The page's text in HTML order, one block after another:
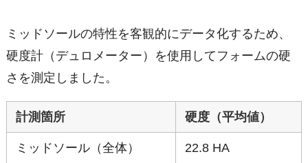
ミッドソールの特性を客観的にデータ化するため、
硬度計（デュロメーター）を使用してフォームの硬
さを測定しました。
計測箇所 硬度（平均値）
ミッドソール（全体） 22.8 HA